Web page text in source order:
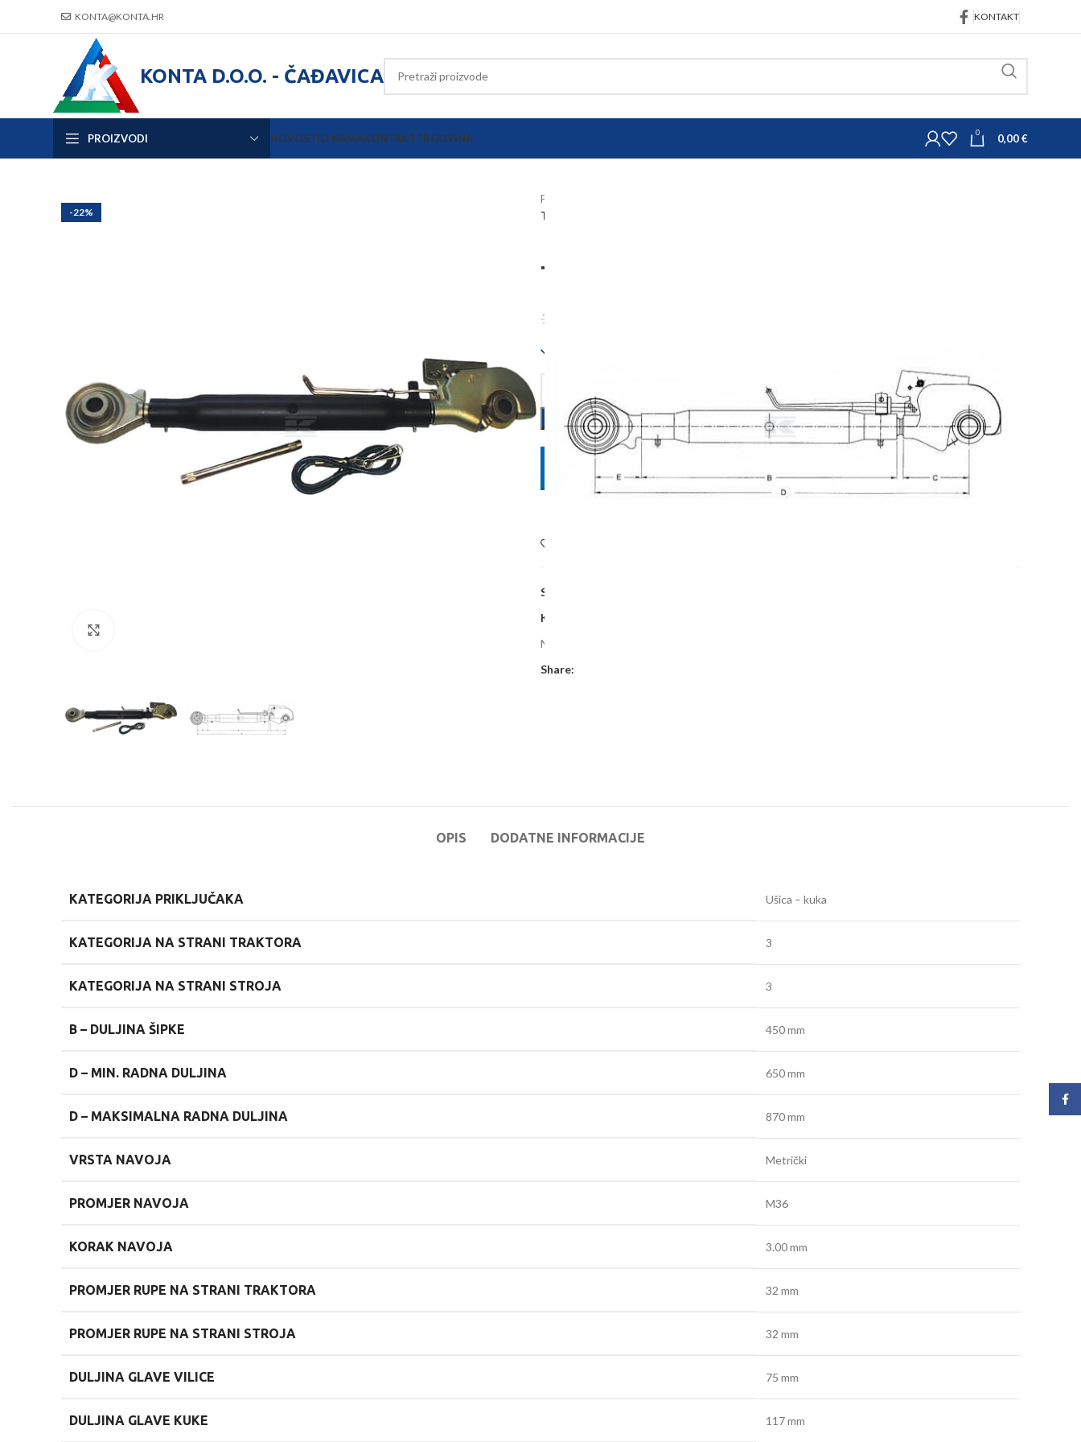
KONTA@KONTA.HR KONTAKT
KONTA D.O.O. - ČAĐAVICA
PROIZVODI NOVOSTIO NAMAKONTAKTTRGOVINA 0 0,00€
-22%
Početna
Topling poluga 450mm M36 kat. 3/3
Topling poluga 450mm M36 kat. 3/3
194,35
DODAJ U KOŠARICU
SKU:
Kategorije:
Najniža cijena zadnjih 30 dana:
Share:
OPIS DODATNE INFORMACIJE
KATEGORIJA PRIKLJUČAKA Ušica – kuka
KATEGORIJA NA STRANI TRAKTORA 3
KATEGORIJA NA STRANI STROJA 3
B – DULJINA ŠIPKE 450 mm
D – MIN. RADNA DULJINA 650 mm
D – MAKSIMALNA RADNA DULJINA 870 mm
VRSTA NAVOJA Metrički
PROMJER NAVOJA M36
KORAK NAVOJA 3.00 mm
PROMJER RUPE NA STRANI TRAKTORA 32 mm
PROMJER RUPE NA STRANI STROJA 32 mm
DULJINA GLAVE VILICE 75 mm
DULJINA GLAVE KUKE 117 mm